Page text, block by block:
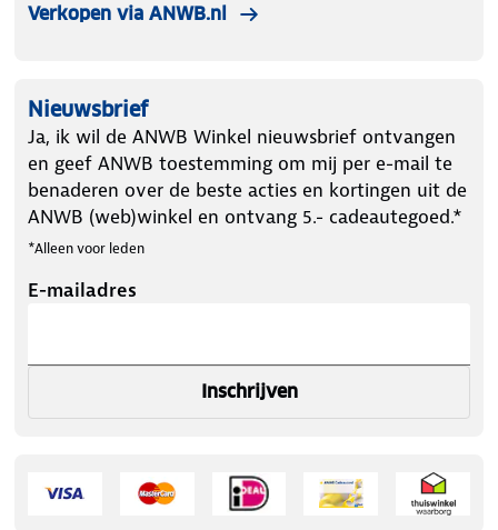
Verkopen via ANWB.nl
Nieuwsbrief
Ja, ik wil de ANWB Winkel nieuwsbrief ontvangen
en geef ANWB toestemming om mij per e-mail te
benaderen over de beste acties en kortingen uit de
ANWB (web)winkel en ontvang 5.- cadeautegoed.*
*Alleen voor leden
E-mailadres
Inschrijven